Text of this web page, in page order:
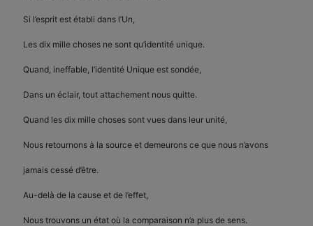
Si l’esprit est établi dans l’Un,
Les dix mille choses ne sont qu’identité unique.
Quand, ineffable, l’identité Unique est sondée,
Dans un éclair, tout attachement nous quitte.
Quand les dix mille choses sont vues dans leur unité,
Nous retournons à la source et demeurons ce que nous n’avons
jamais cessé d’être.
Au-delà de la cause et de l’effet,
Nous trouvons un état où la comparaison n’a plus de sens.